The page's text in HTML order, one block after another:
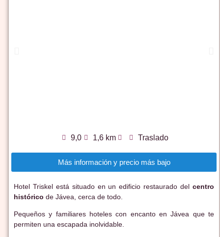
9,0 1,6 km Traslado
Más información y precio más bajo
Hotel Triskel está situado en un edificio restaurado del centro
histórico de Jávea, cerca de todo.
Pequeños y familiares hoteles con encanto en Jávea que te
permiten una escapada inolvidable.